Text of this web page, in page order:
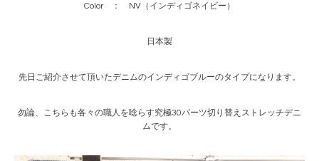
Color ： NV（インディゴネイビー）
日本製
先日ご紹介させて頂いたデニムのインディゴブルーのタイプになります。
勿論、こちらも各々の職人を唸らす究極30パーツ切り替えストレッチデニ
ムです。